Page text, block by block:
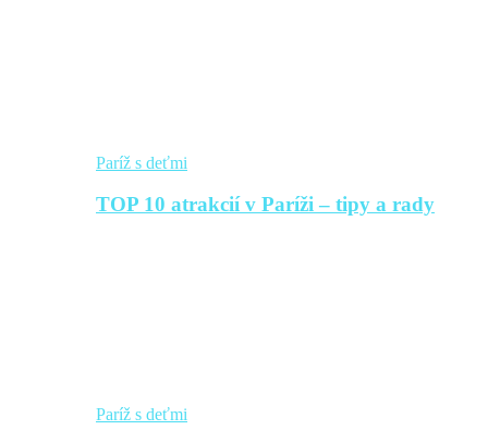
Paríž s deťmi
TOP 10 atrakcií v Paríži – tipy a rady
Paríž s deťmi